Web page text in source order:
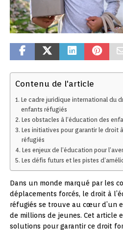
Contenu de l'article
Le cadre juridique international du
enfants réfugiés
Les obstacles à l’éducation des
Les initiatives pour garantir le droit
réfugiés
Les enjeux de l’éducation pour
Les défis futurs et les pistes
Dans un monde marqué par les
déplacements forcés, le droit à
réfugiés se trouve au cœur d’un
de millions de jeunes. Cet article
solutions pour garantir ce droit